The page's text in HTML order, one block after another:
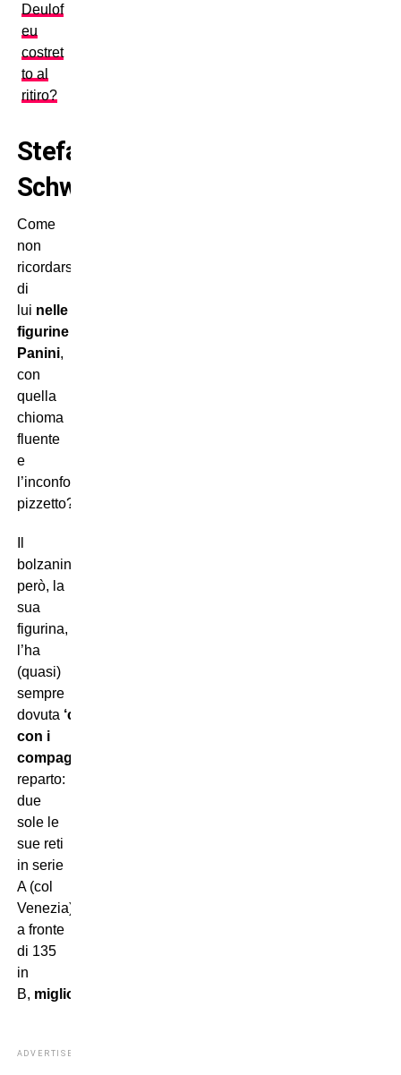
Deulof
eu
costret
to al
ritiro?
Stefan
Schwoch
Come
non
ricordarsi
di
lui nelle
figurine
Panini,
con
quella
chioma
fluente
e
l’inconfondibile
pizzetto?
bolzanino
però, la
sua
figurina,
l’ha
(quasi)
sempre
dovuta ‘condividere’
con i
compagni
reparto:
due
sole le
sue reti
in serie
A (col
Venezia),
a fronte
di 135
in
B, miglior
ADVERTISEMENT